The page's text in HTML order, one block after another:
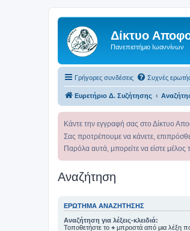
Δίκτυο
Πανεπιστήμιο Ιωαννίνων
Γρήγορες συνδέσεις Συχνές
Ευρετήριο Δ. Συζήτησης
Κάντε την εγγραφή σας στο Δίκτυο
Σας προτρέπουμε να κάνετε,
Παρόλα αυτά, μπορείτε να είστε
Αναζήτηση
ΕΡΏΤΗΜΑ ΑΝΑΖΉΤΗΣΗΣ
Αναζήτηση για λέξεις-κλειδιά:
Τοποθετήστε το + μπροστά από μια λέξη